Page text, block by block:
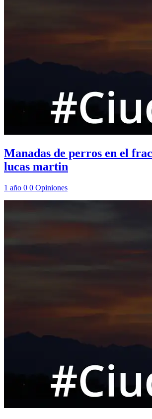
Manadas de perros en el
lucas martin
1 año 0 0 Opiniones